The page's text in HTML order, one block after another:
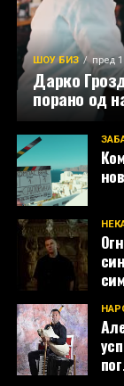
ШОУ БИЗ пред
Дарко
порано од